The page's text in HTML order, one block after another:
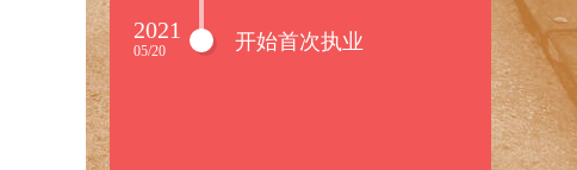
2021
05/20 开始首次执业